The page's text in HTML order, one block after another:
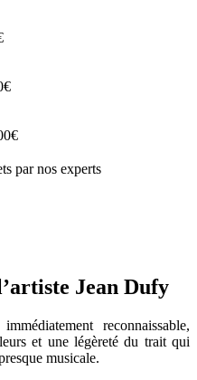
par nos experts
Jean Dufy
reconnaissable,
et une légèreté du trait qui
musicale.